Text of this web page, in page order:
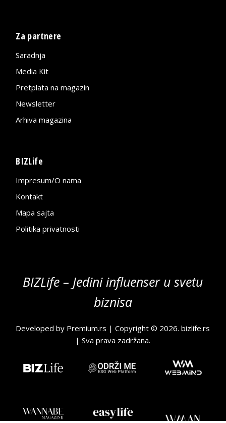
Za partnere
Saradnja
Media Kit
Pretplata na magazin
Newsletter
Arhiva magazina
BIZLife
Impresum/O nama
Kontakt
Mapa sajta
Politika privatnosti
BIZLife – Jedini influenser u svetu
biznisa
Developed by Premium.rs | Copyright © 2026.bizlife.rs
| Sva prava zadržana.